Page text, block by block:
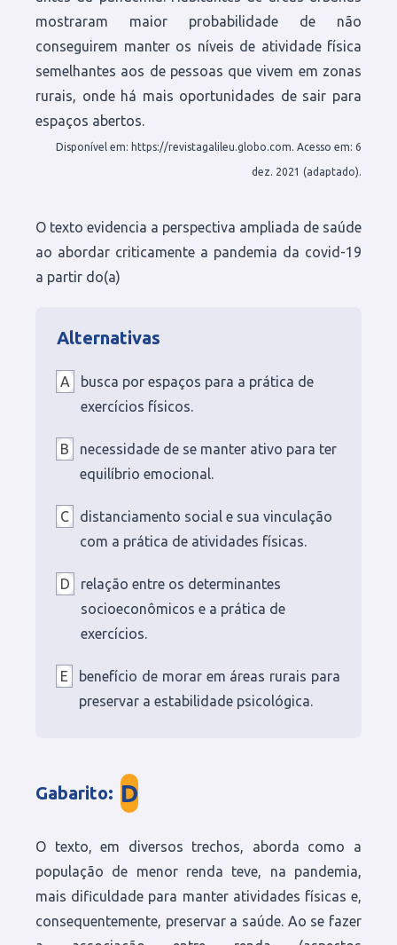
mostraram maior probabilidade de não
conseguirem manter os níveis de atividade física
semelhantes aos de pessoas que vivem em zonas
rurais, onde há mais oportunidades de sair para
espaços abertos.
Disponível em: https://revistagalileu.globo.com. Acesso em: 6
dez. 2021 (adaptado).
O texto evidencia a perspectiva ampliada de saúde
ao abordar criticamente a pandemia da covid-19
a partir do(a)
Alternativas
A
busca por espaços para a prática de
exercícios físicos.
B
necessidade de se manter ativo para ter
equilíbrio emocional.
C
distanciamento social e sua vinculação
com a prática de atividades físicas.
D
relação entre os determinantes
socioeconômicos e a prática de
exercícios.
E
benefício de morar em áreas rurais para
preservar a estabilidade psicológica.
Gabarito: D
O texto, em diversos trechos, aborda como a
população de menor renda teve, na pandemia,
mais dificuldade para manter atividades físicas e,
consequentemente, preservar a saúde. Ao se fazer